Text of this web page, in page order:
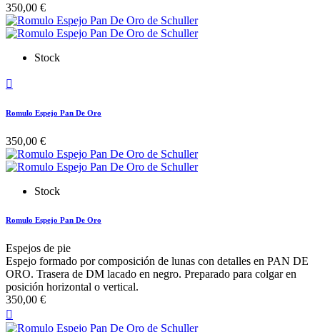
350,00 €
Stock

Romulo Espejo Pan De Oro
350,00 €
Stock
Romulo Espejo Pan De Oro
Espejos de pie
Espejo formado por composición de lunas con detalles en PAN DE
ORO. Trasera de DM lacado en negro. Preparado para colgar en
posición horizontal o vertical.
350,00 €
